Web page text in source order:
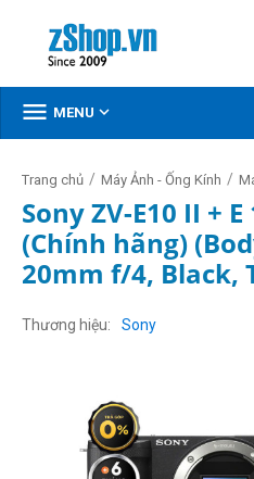
 MENU 
Trang chủ / Máy Ảnh - Ống Kính /
Sony ZV-E10 II +
(Chính hãng)
20mm f/4, Black,
Thương hiệu Sony